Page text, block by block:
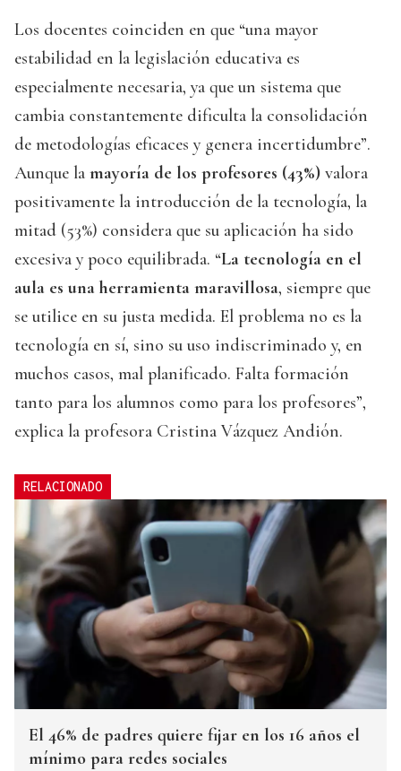
Los docentes coinciden en que “una mayor
estabilidad en la legislación educativa es
especialmente necesaria, ya que un sistema que
cambia constantemente dificulta la consolidación
de metodologías eficaces y genera incertidumbre”.
Aunque la mayoría de los profesores (43%) valora
positivamente la introducción de la tecnología, la
mitad (53%) considera que su aplicación ha sido
excesiva y poco equilibrada. “La tecnología en el
aula es una herramienta maravillosa, siempre que
se utilice en su justa medida. El problema no es la
tecnología en sí, sino su uso indiscriminado y, en
muchos casos, mal planificado. Falta formación
tanto para los alumnos como para los profesores”,
explica la profesora Cristina Vázquez Andión.
RELACIONADO
El 46% de padres quiere fijar en los 16 años el
mínimo para redes sociales